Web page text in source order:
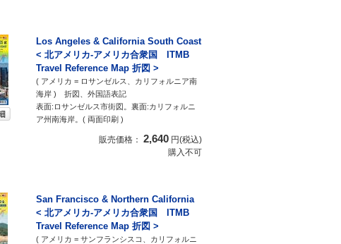
Los Angeles & California South Coast
< 北アメリカ-アメリカ合衆国 ITMB
Travel Reference Map 折図 >
( アメリカ = ロサンゼルス、カリフォルニア南
海岸 ) 折図、外国語表記
表面:ロサンゼルス市街図。裏面:カリフォルニ
ア州南海岸。( 両面印刷 )
販売価格： 2,640 円(税込)
購入不可
San Francisco & Northern California
< 北アメリカ-アメリカ合衆国 ITMB
Travel Reference Map 折図 >
( アメリカ = サンフランシスコ、カリフォルニ